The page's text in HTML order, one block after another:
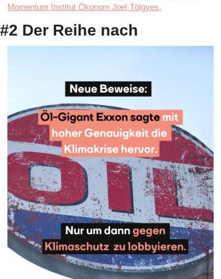
Momentum Institut Ökonom Joel Tölgyes.
#2 Der Reihe nach